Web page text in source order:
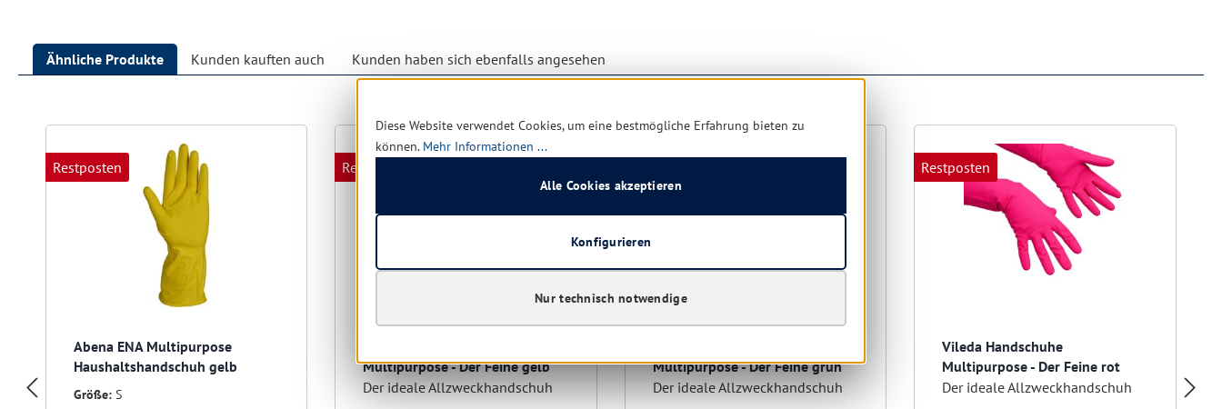
Ähnliche Produkte Kunden kauften auch Kunden haben sich ebenfalls angesehen
Restposten
Abena ENA Multipurpose
Haushaltshandschuh gelb
Größe: S
Restposten
Multipurpose - Der Feine gelb
Der ideale Allzweckhandschuh
Multipurpose - Der Feine grün
Der ideale Allzweckhandschuh
Restposten
Vileda Handschuhe
Multipurpose - Der Feine rot
Der ideale Allzweckhandschuh
Diese Website verwendet Cookies, um eine bestmögliche Erfahrung bieten zu
können. Mehr Informationen ...
Nur technisch notwendige
Konfigurieren
Alle Cookies akzeptieren